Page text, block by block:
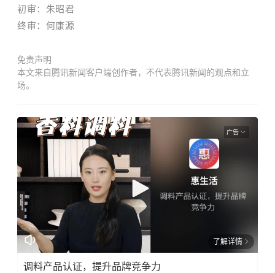
初审：朱昭君
终审：何康源
免责声明
本文来自腾讯新闻客户端创作者，不代表腾讯新闻的观点和立
场。
广告
了解详情
调料产品认证，提升品牌竞争力